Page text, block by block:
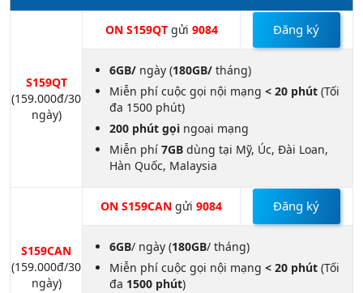
S159QT
(159.000đ/30
ngày)
ON S159QTgửi 9084 Đăng ký
6GB/ ngày (180GB/ tháng)
Miễn phí cuộc gọi nội mạng < 20 phút (Tối
đa 1500 phút)
200 phút gọi ngoại mạng
Miễn phí 7GB dùng tại Mỹ, Úc, Đài Loan,
Hàn Quốc, Malaysia
S159CAN
(159.000đ/30
ngày)
ON S159CAN gửi 9084 Đăng ký
6GB/ ngày (180GB/ tháng)
Miễn phí cuộc gọi nội mạng < 20 phút (Tối
đa 1500 phút)